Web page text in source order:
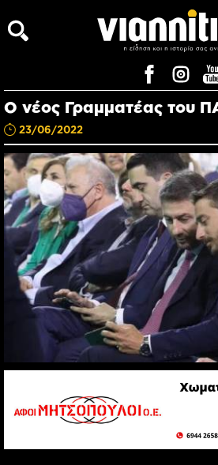
Ο νέος Γραμματέας του
23/06/2022